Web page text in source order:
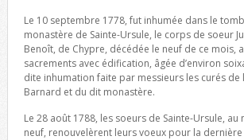
Le 10 septembre 1778, fut inhumée dans le
monastère de Sainte-Ursule, le corps de soeur
Benoît, de Chypre, décédée le neuf de ce mois,
sacrements avec édification, âgée d’environ
dite inhumation faite par messieurs les curés de
Barnard et du dit monastère.
Le 28 août 1788, les soeurs de Sainte-Ursule,
neuf, renouvelèrent leurs voeux pour la dernière